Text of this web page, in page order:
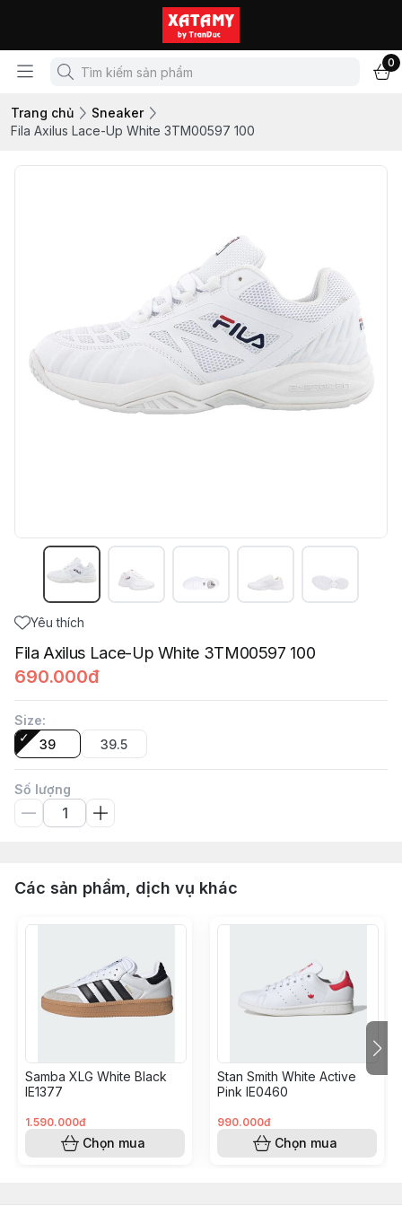
0
Trang chủ
Sneaker
Fila Axilus Lace-Up White 3TM00597 100
Yêu thích
Fila Axilus Lace-Up White 3TM00597 100
690.000đ
Size:
39
39.5
Số lượng
Các sản phẩm, dịch vụ khác
Samba XLG White Black
IE1377
1.590.000đ
Chọn mua
Stan Smith White Active
Pink IE0460
990.000đ
Chọn mua